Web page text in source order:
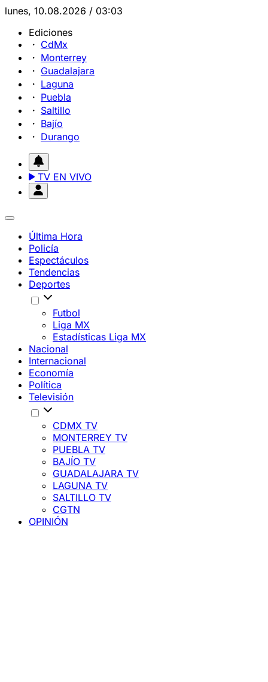
lunes, 10.08.2026 / 03:03
Ediciones
CdMx
Monterrey
Guadalajara
Laguna
Puebla
Saltillo
Bajío
Durango
TV EN VIVO
Última Hora
Policía
Espectáculos
Tendencias
Deportes
Futbol
Liga MX
Estadísticas Liga MX
Nacional
Internacional
Economía
Política
Televisión
CDMX TV
MONTERREY TV
PUEBLA TV
BAJÍO TV
GUADALAJARA TV
LAGUNA TV
SALTILLO TV
CGTN
OPINIÓN